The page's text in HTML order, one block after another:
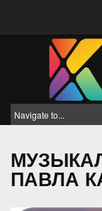
ПАВЛА